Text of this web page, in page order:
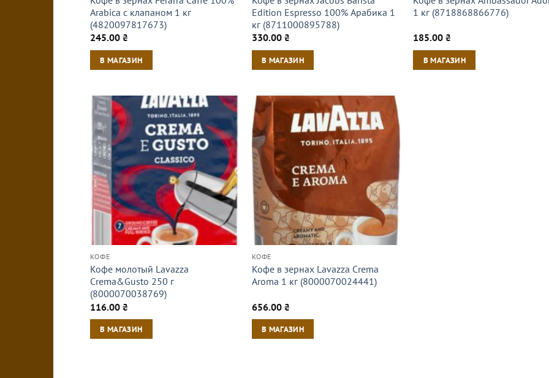
Arabica с клапаном 1 кг
(4820097817673)
245.00 ₴
В МАГАЗИН
Edition Espresso 100% Арабика 1
кг (8711000895788)
330.00 ₴
В МАГАЗИН
1 кг (8718868866776)
185.00₴
В МАГАЗИН
КОФЕ
Кофе молотый Lavazza
Crema&Gusto 250 г
(8000070038769)
116.00 ₴
В МАГАЗИН
КОФЕ
Кофе в зернах Lavazza Crema
Aroma 1 кг (8000070024441)
656.00 ₴
В МАГАЗИН